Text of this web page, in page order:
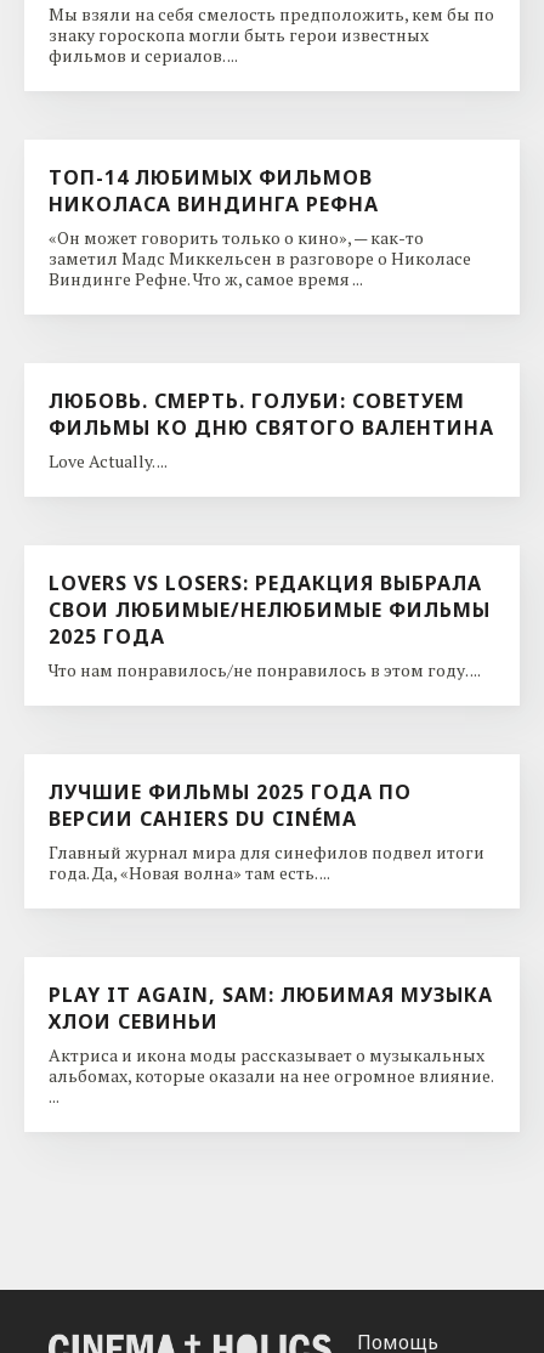
Мы взяли на себя смелость предположить, кем бы по
знаку гороскопа могли быть герои известных
фильмов и сериалов. ...
ТОП-14 ЛЮБИМЫХ ФИЛЬМОВ
НИКОЛАСА ВИНДИНГА РЕФНА
«Он может говорить только о кино», — как-то
заметил Мадс Миккельсен в разговоре о Николасе
Виндинге Рефне. Что ж, самое время ...
ЛЮБОВЬ. СМЕРТЬ. ГОЛУБИ: СОВЕТУЕМ
ФИЛЬМЫ КО ДНЮ CВЯТОГО ВАЛЕНТИНА
Love Actually. ...
LOVERS VS LOSERS: РЕДАКЦИЯ ВЫБРАЛА
СВОИ ЛЮБИМЫЕ/НЕЛЮБИМЫЕ ФИЛЬМЫ
2025 ГОДА
Что нам понравилось/не понравилось в этом году. ...
ЛУЧШИЕ ФИЛЬМЫ 2025 ГОДА ПО
ВЕРСИИ CAHIERS DU CINÉMA
Главный журнал мира для синефилов подвел итоги
года. Да, «Новая волна» там есть. ...
PLAY IT AGAIN, SAM: ЛЮБИМАЯ МУЗЫКА
ХЛОИ СЕВИНЬИ
Актриса и икона моды рассказывает о музыкальных
альбомах, которые оказали на нее огромное влияние.
...
Помощь